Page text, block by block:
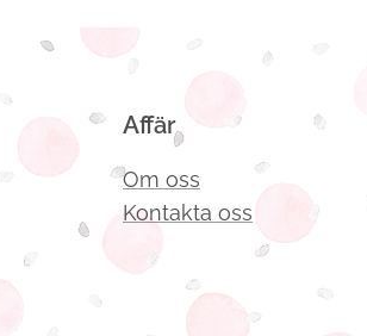
Affär
Om oss
Kontakta oss